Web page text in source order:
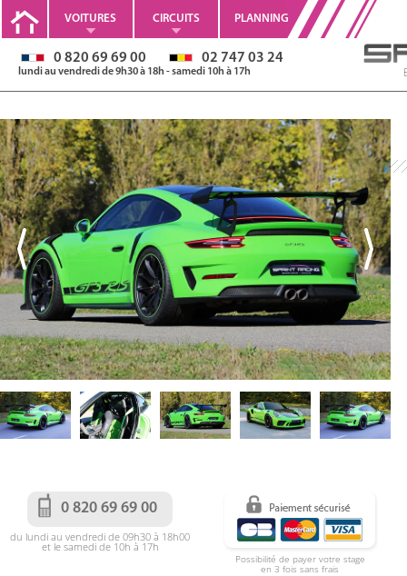
VOITURES CIRCUITS PLANNING
0 820 69 69 00 02 747 03 24
lundi au vendredi de 9h30 à 18h - samedi 10h à 17h
0 820 69 69 00
du lundi au vendredi de 09h30 à 18h00
et le samedi de 10h à 17h
Possibilité de payer votre stage
en 3 fois sans frais